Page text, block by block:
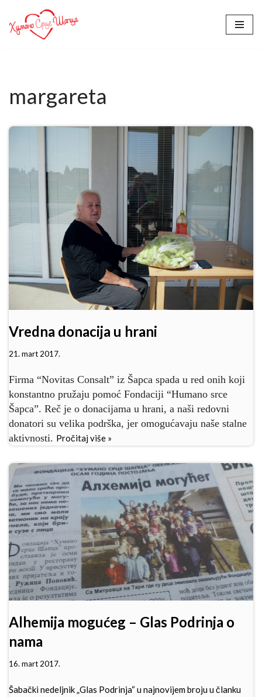
Skoči
margareta
Vredna donacija u hrani
21. mart 2017.
Firma “Novitas Consalt” iz Šapca spada u red onih koji
konstantno pružaju pomoć Fondaciji “Humano srce
Šapca”. Reč je o donacijama u hrani, a naši redovni
donatori su velika podrška, jer omogućavaju naše stalne
aktivnosti. Pročitaj više »
Alhemija mogućeg – Glas Podrinja o
nama
16. mart 2017.
Šabački nedeljnik „Glas Podrinja“ u najnovijem broju u članku